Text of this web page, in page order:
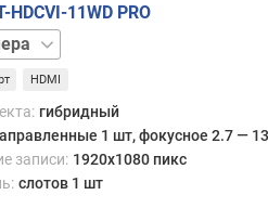
HDCVI-11WD PRO
HDMI
гибридный
1 шт, фокусное 2.7 —
записи: 1920x1080 пикс
слотов 1 шт